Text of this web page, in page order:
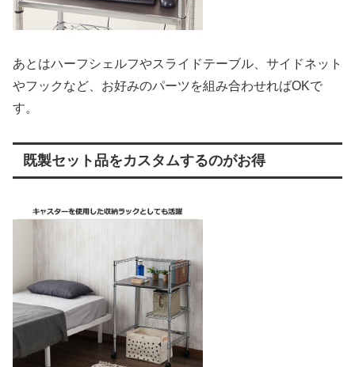
あとはハーフシェルフやスライドテーブル、サイドネット
やフックなど、お好みのパーツを組み合わせればOKで
す。
既製セット品をカスタムするのがお得